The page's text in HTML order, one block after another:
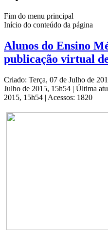
Fim do menu principal
Início do conteúdo da página
Alunos do Ensino
publicação virtual
Criado: Terça, 07 de Julho de
Julho de 2015, 15h54 | Última
2015, 15h54 | Acessos: 1820